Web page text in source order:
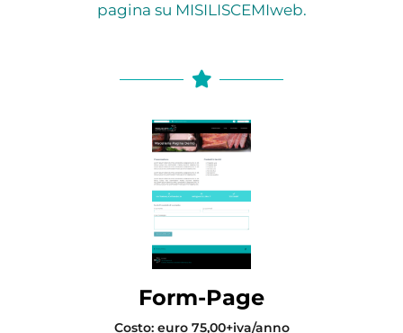
pagina su MISILISCEMIweb.
Form-Page
Costo: euro 75,00+iva/anno